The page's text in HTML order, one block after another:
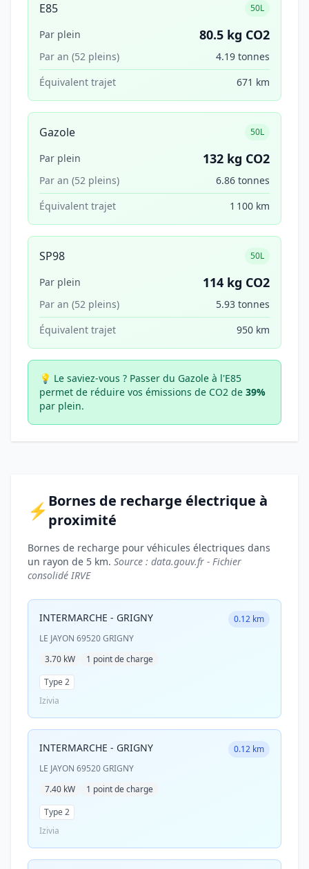
E85 50L
Par plein 80.5 kg CO2
Par an (52 pleins)
4.19 tonnes
Équivalent trajet
671 km
Gazole 50L
Par plein 132 kg CO2
Par an (52 pleins)
6.86 tonnes
Équivalent trajet
1 100 km
SP98 50L
Par plein 114 kg CO2
Par an (52 pleins)
5.93 tonnes
Équivalent trajet
950 km
💡 Le saviez-vous ? Passer du Gazole à l'E85
permet de réduire vos émissions de CO2 de 39%
par plein.
⚡ Bornes de recharge électrique à
proximité
Bornes de recharge pour véhicules électriques dans
un rayon de 5 km. Source : data.gouv.fr - Fichier
consolidé IRVE
INTERMARCHE - GRIGNY
0.12 km
LE JAYON 69520 GRIGNY
3.70 kW
1 point de charge
Type 2
Izivia
INTERMARCHE - GRIGNY
0.12 km
LE JAYON 69520 GRIGNY
7.40 kW
1 point de charge
Type 2
Izivia